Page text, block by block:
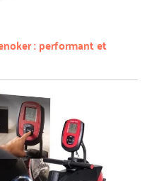
: performant et